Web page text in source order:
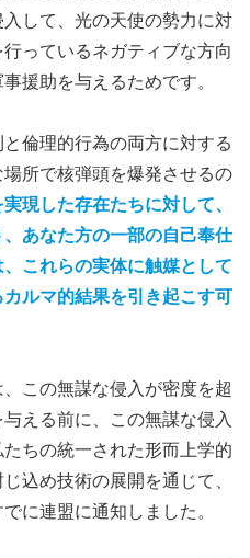
して、光の天使の勢力に対
っているネガティブな方向
援助を与えるためです。
倫理的行為の両方に対する
所で核弾頭を爆発させるの
現した存在たちに対して、
あなた方の一部の自己奉仕
これらの実体に触媒として
ルマ的結果を引き起こす可
この無謀な侵入が密度を超
える前に、この無謀な侵入
ちの統一された形而上学的
込め技術の展開を通じて、
に連盟に通知しました。